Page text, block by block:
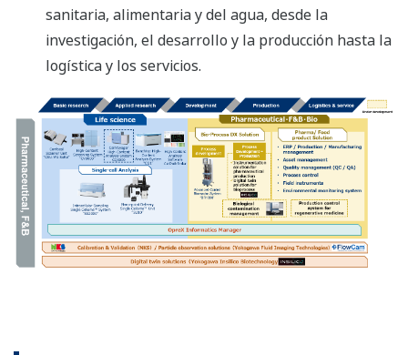
sanitaria, alimentaria y del agua, desde la
investigación, el desarrollo y la producción hasta la
logística y los servicios.